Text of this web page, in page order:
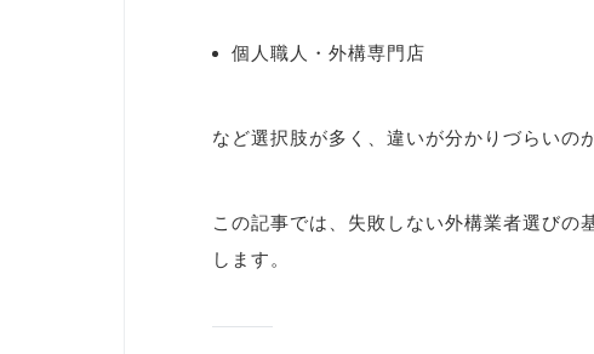
個人職人・外構専門店
など選択肢が多く、違いが分かりづらいの
この記事では、失敗しない外構業者選びの
します。